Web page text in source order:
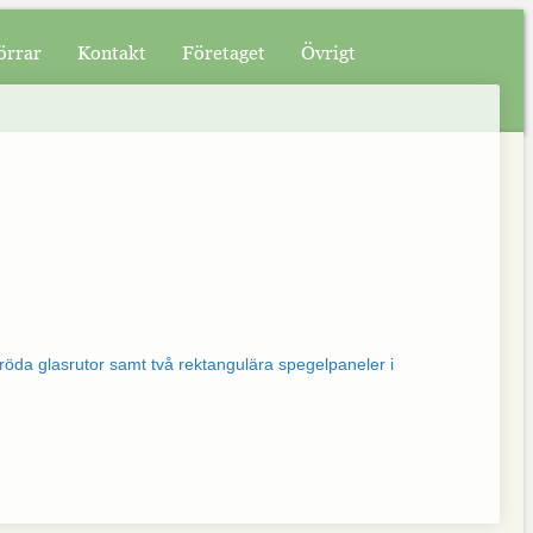
Kontakt Företaget Övrigt